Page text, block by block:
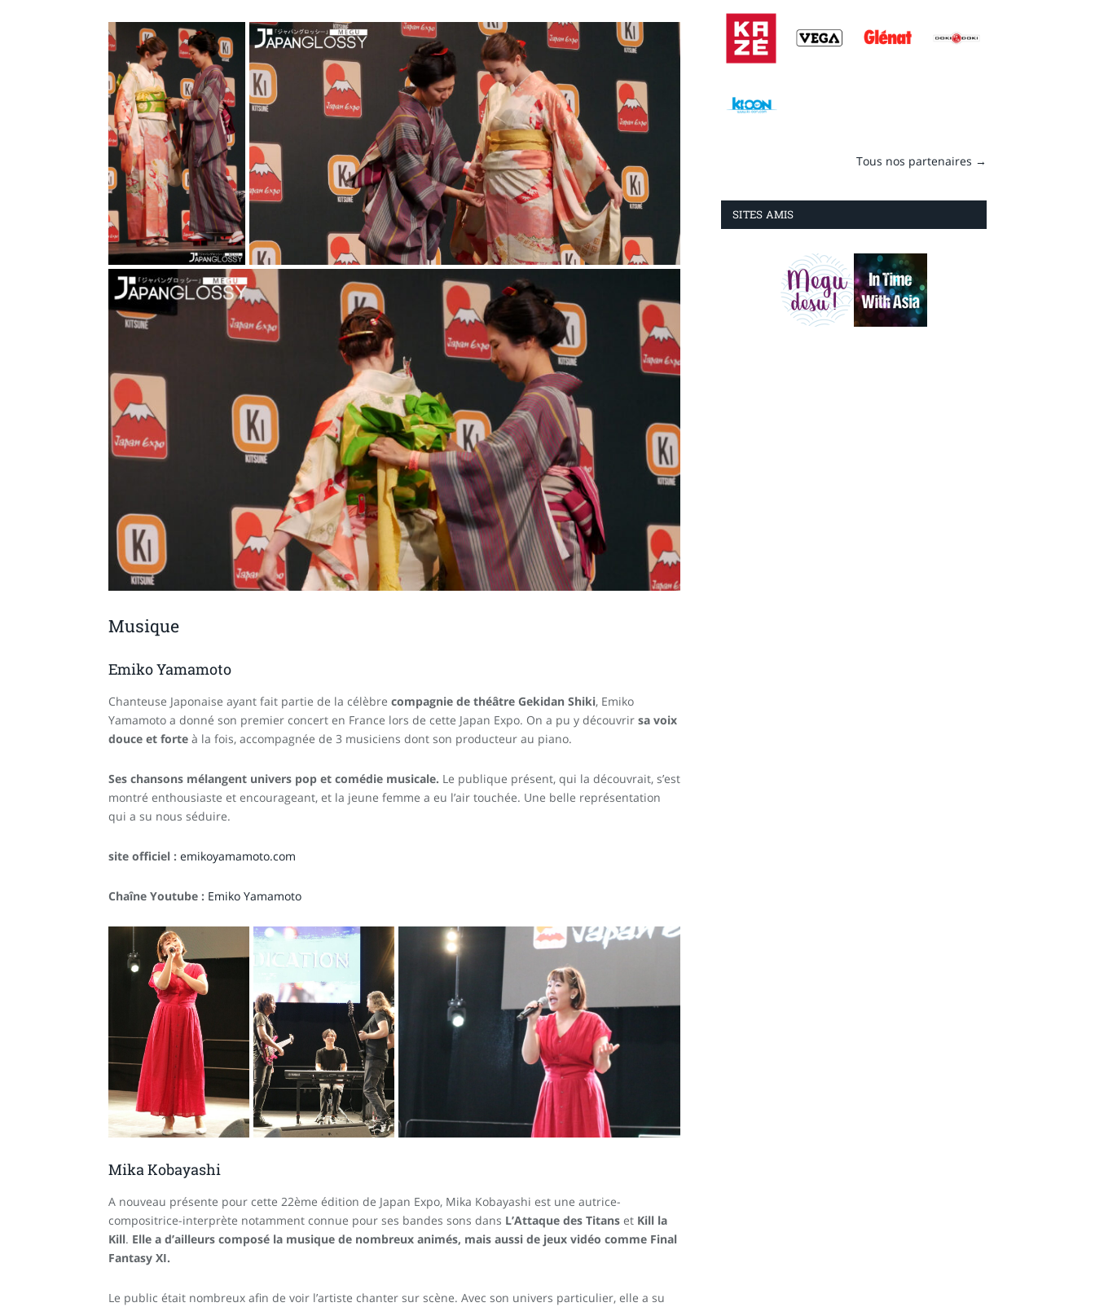
Musique
Emiko Yamamoto
Chanteuse Japonaise ayant fait partie de la célèbre compagnie de théâtre Gekidan Shiki, Emiko
Yamamoto a donné son premier concert en France lors de cette Japan Expo. On a pu y découvrir sa voix
douce et forte à la fois, accompagnée de 3 musiciens dont son producteur au piano.
Ses chansons mélangent univers pop et comédie musicale. Le publique présent, qui la découvrait, s’est
montré enthousiaste et encourageant, et la jeune femme a eu l’air touchée. Une belle représentation
qui a su nous séduire.
site officiel : emikoyamamoto.com
Chaîne Youtube : Emiko Yamamoto
Mika Kobayashi
A nouveau présente pour cette 22ème édition de Japan Expo, Mika Kobayashi est une autrice-
compositrice-interprète notamment connue pour ses bandes sons dans L’Attaque des Titans et Kill la
Kill. Elle a d’ailleurs composé la musique de nombreux animés, mais aussi de jeux vidéo comme Final
Fantasy XI.
Le public était nombreux afin de voir l’artiste chanter sur scène. Avec son univers particulier, elle a su
Tous nos partenaires →
SITES AMIS